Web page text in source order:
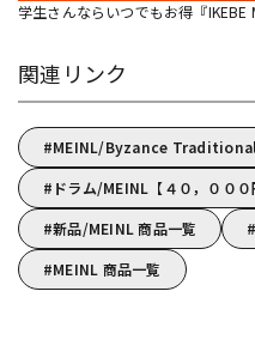
学生さんならいつでもお得『IKEBE
関連リンク
MEINL/Byzance Traditional
ドラム/MEINL【４０，００
新品/MEINL 商品一覧
MEINL 商品一覧